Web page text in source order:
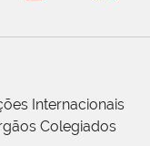
Internacionais
Colegiados